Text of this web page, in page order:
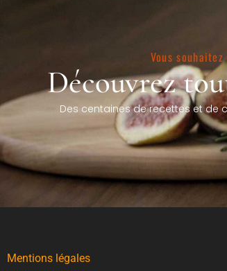
Vous
Découvrez
Des centaines de recettes et de
Mentions légales